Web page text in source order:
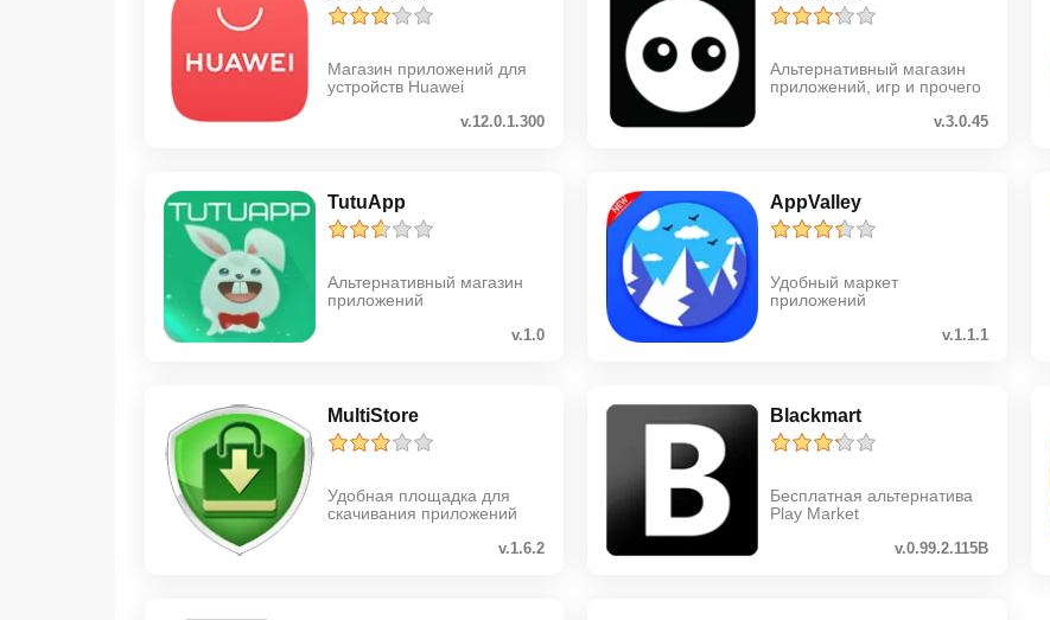
Магазин приложений для
устройств Huawei
v.12.0.1.300
Альтернативный магазин
приложений, игр и прочего
v.3.0.45
TutuApp
Альтернативный магазин
приложений
v.1.0
AppValley
Удобный маркет
приложений
v.1.1.1
MultiStore
Удобная площадка для
скачивания приложений
v.1.6.2
Blackmart
Бесплатная альтернатива
Play Market
v.0.99.2.115B